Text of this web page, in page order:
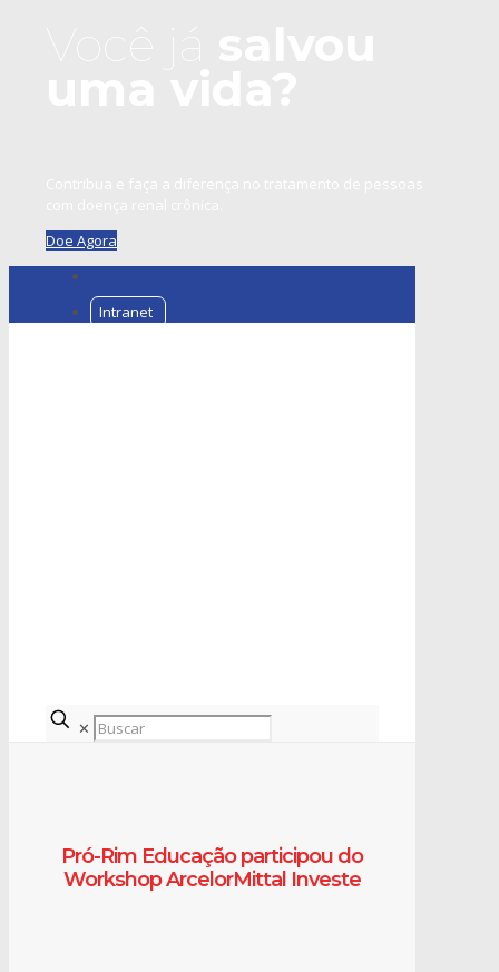
Doe Agora
Intranet
✕
Pró-Rim Educação participou do
Workshop ArcelorMittal Investe